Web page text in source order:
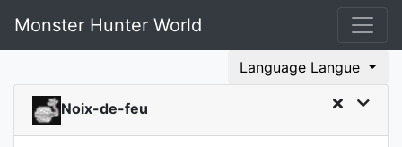
Monster Hunter World
Language Langue
Noix-de-feu